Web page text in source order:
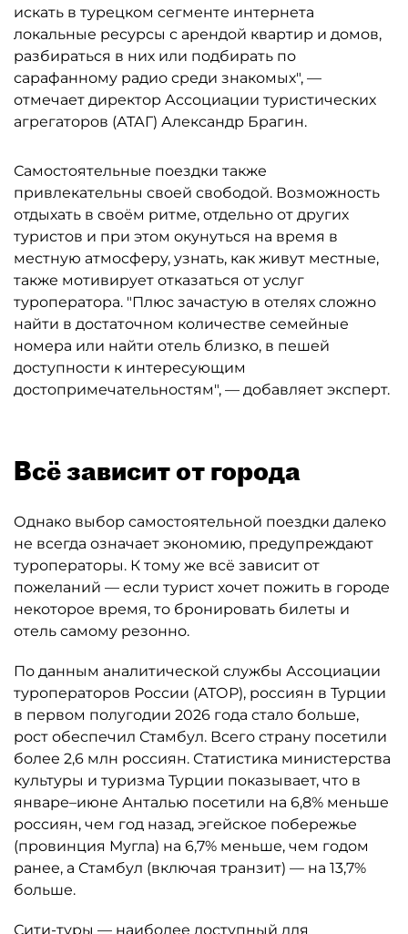
искать в турецком сегменте интернета
локальные ресурсы с арендой квартир и домов,
разбираться в них или подбирать по
сарафанному радио среди знакомых", —
отмечает директор Ассоциации туристических
агрегаторов (АТАГ) Александр Брагин.
Самостоятельные поездки также
привлекательны своей свободой. Возможность
отдыхать в своём ритме, отдельно от других
туристов и при этом окунуться на время в
местную атмосферу, узнать, как живут местные,
также мотивирует отказаться от услуг
туроператора. "Плюс зачастую в отелях сложно
найти в достаточном количестве семейные
номера или найти отель близко, в пешей
доступности к интересующим
достопримечательностям", — добавляет эксперт.
Всё зависит от города
Однако выбор самостоятельной поездки далеко
не всегда означает экономию, предупреждают
туроператоры. К тому же всё зависит от
пожеланий — если турист хочет пожить в городе
некоторое время, то бронировать билеты и
отель самому резонно.
По данным аналитической службы Ассоциации
туроператоров России (АТОР), россиян в Турции
в первом полугодии 2026 года стало больше,
рост обеспечил Стамбул. Всего страну посетили
более 2,6 млн россиян. Статистика министерства
культуры и туризма Турции показывает, что в
январе–июне Анталью посетили на 6,8% меньше
россиян, чем год назад, эгейское побережье
(провинция Мугла) на 6,7% меньше, чем годом
ранее, а Стамбул (включая транзит) — на 13,7%
больше.
Сити-туры — наиболее доступный для